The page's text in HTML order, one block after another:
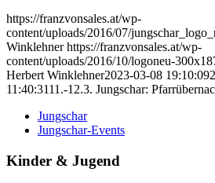
https://franzvonsales.at/wp-
content/uploads/2016/07/
Winklehner https://franzvonsales.at/wp-
content/uploads/2016/10/logoneu-
Herbert Winklehner2023-03-08 19:10:09
11:40:3111.-12.3. Jungschar:
Jungschar
Jungschar-Events
Kinder & Jugend